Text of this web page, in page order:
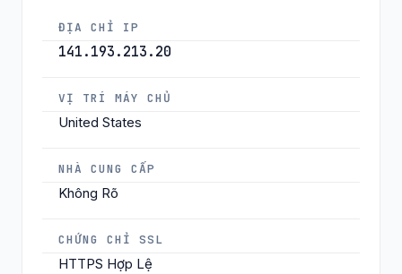
ĐỊA CHỈ IP
141.193.213.20
VỊ TRÍ MÁY CHỦ
United States
NHÀ CUNG CẤP
Không Rõ
CHỨNG CHỈ SSL
HTTPS Hợp Lệ